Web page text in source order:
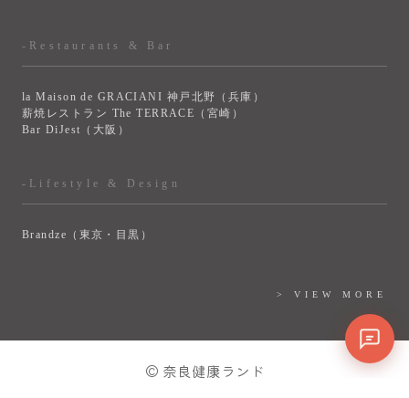
-Restaurants & Bar
la Maison de GRACIANI 神戸北野（兵庫）
薪焼レストラン The TERRACE（宮崎）
Bar DiJest（大阪）
-Lifestyle & Design
Brandze（東京・目黒）
> VIEW MORE
© 奈良健康ランド